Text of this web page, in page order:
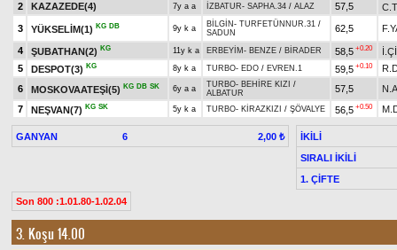
2 KAZAZEDE(4) 7y a a İZBATUR- SAPHA.34 / ALAZ 57,5
3 YÜKSELİM(1) KG DB 9y k a BİLGİN - TURFETÜNNUR.31 /
SADUN
62,5
4 ŞUBATHAN(2) KG 11y k a ERBEYİM - BENZE / BİRADER 58,5 +0.20
5
DESPOT(3) KG 8y k a TURBO- EDO / EVREN.1 59,5 +0.10
6
MOSKOVAATEŞİ(5) KG DB SK 6y a a TURBO- BEHİRE KIZI /
ALBATUR
57,5
7
NEŞVAN(7) KG SK 5y k a TURBO- KİRAZKIZI / ŞÖVALYE 56,5 +0.50
GANYAN 6 2,00 ₺
İKİLİ
SIRALI İKİLİ
1. ÇİFTE
Son 800 :1.01.80-1.02.04
3. Koşu 14.00